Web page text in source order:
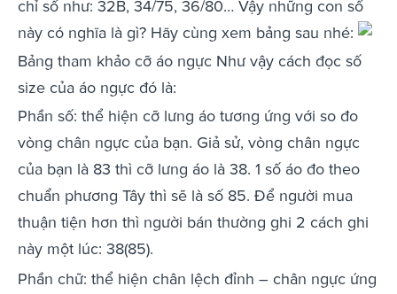
chỉ số như: 32B, 34/75, 36/80… Vậy những con số
này có nghĩa là gì? Hãy cùng xem bảng sau nhé:
Bảng tham khảo cỡ áo ngực Như vậy cách đọc số
size của áo ngực đó là:
Phần số: thể hiện cỡ lưng áo tương ứng với so đo
vòng chân ngực của bạn. Giả sử, vòng chân ngực
của bạn là 83 thì cỡ lưng áo là 38. 1 số áo đo theo
chuẩn phương Tây thì sẽ là số 85. Để người mua
thuận tiện hơn thì người bán thường ghi 2 cách ghi
này một lúc: 38(85).
Phần chữ: thể hiện chân lệch đỉnh – chân ngực ứng